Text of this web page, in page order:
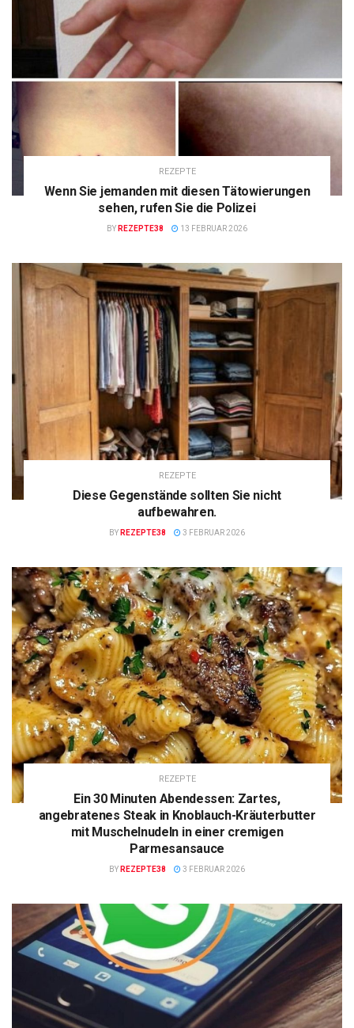
REZEPTE
Wenn Sie jemanden mit diesen Tätowierungen
sehen, rufen Sie die Polizei
BY REZEPTE38 13 FEBRUAR 2026
REZEPTE
Diese Gegenstände sollten Sie nicht
aufbewahren.
BY REZEPTE38 3 FEBRUAR 2026
REZEPTE
Ein 30 Minuten Abendessen: Zartes,
angebratenes Steak in Knoblauch-Kräuterbutter
mit Muschelnudeln in einer cremigen
Parmesansauce
BY REZEPTE38 3 FEBRUAR 2026